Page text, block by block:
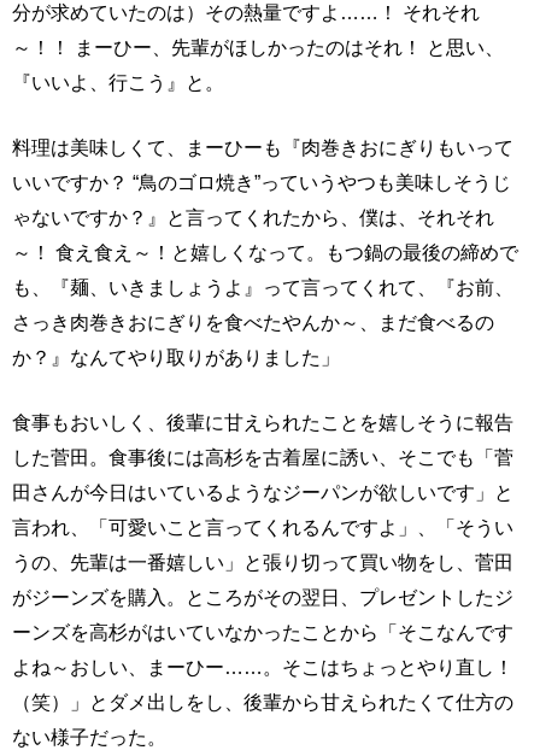
分が求めていたのは）その熱量ですよ……！ それそれ
～！！ まーひー、先輩がほしかったのはそれ！ と思い、
『いいよ、行こう』と。
料理は美味しくて、まーひーも『肉巻きおにぎりもいって
いいですか？ “鳥のゴロ焼き”っていうやつも美味しそうじ
ゃないですか？』と言ってくれたから、僕は、それそれ
～！ 食え食え～！と嬉しくなって。もつ鍋の最後の締めで
も、『麺、いきましょうよ』って言ってくれて、『お前、
さっき肉巻きおにぎりを食べたやんか～、まだ食べるの
か？』なんてやり取りがありました」
食事もおいしく、後輩に甘えられたことを嬉しそうに報告
した菅田。食事後には高杉を古着屋に誘い、そこでも「菅
田さんが今日はいているようなジーパンが欲しいです」と
言われ、「可愛いこと言ってくれるんですよ」、「そうい
うの、先輩は一番嬉しい」と張り切って買い物をし、菅田
がジーンズを購入。ところがその翌日、プレゼントしたジ
ーンズを高杉がはいていなかったことから「そこなんです
よね～おしい、まーひー……。そこはちょっとやり直し！
（笑）」とダメ出しをし、後輩から甘えられたくて仕方の
ない様子だった。